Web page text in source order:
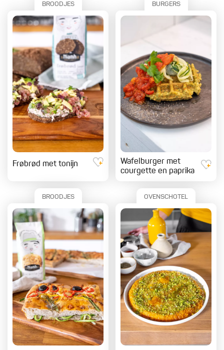
BROODJES
Frøbrød met tonijn
BURGERS
Wafelburger met
courgette en paprika
BROODJES OVENSCHOTEL